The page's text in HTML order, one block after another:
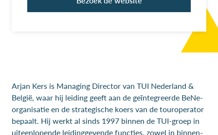
Arjan Kers is Managing Director van TUI Nederland &
België, waar hij leiding geeft aan de geïntegreerde BeNe-
organisatie en de strategische koers van de touroperator
bepaalt. Hij werkt al sinds 1997 binnen de TUI-groep in
uiteenlopende leidinggevende functies, zowel in binnen-